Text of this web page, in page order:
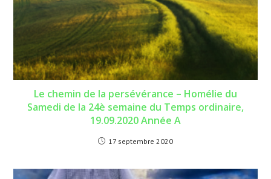
Le chemin de la persévérance – Homélie du
Samedi de la 24è semaine du Temps ordinaire,
19.09.2020 Année A
17 septembre 2020